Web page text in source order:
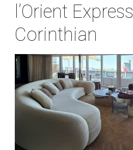
l’Orient Express
Corinthian